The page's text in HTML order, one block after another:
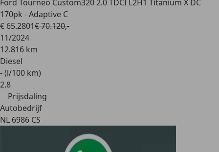
Ford Tourneo Custom320 2.0 TDCI L2H1 Titanium X DC
170pk - Adaptive C
€ 65.2801€ 70.120,-
11/2024
12.816 km
Diesel
- (l/100 km)
2,8
Prijsdaling
Autobedrijf
NL 6986 CS